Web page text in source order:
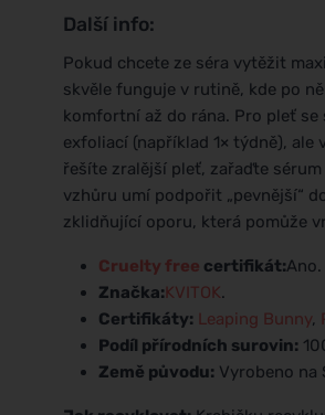
Další info:
Pokud chcete ze séra vytěžit
skvěle funguje v rutině, kde po
komfortní až do rána. Pro pleť
exfoliací (například 1× týdně),
řešíte zralější pleť, zařaďte
vzhůru umí podpořit „pevnější“
zklidňující oporu, která pomůže
Cruelty free certifikát:Ano.
Značka:KVITOK.
Certifikáty: Leaping Bunny,
Podíl přírodních surovin:
Země původu: Vyrobeno na